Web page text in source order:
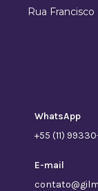
Rua
WhatsApp
+55 (11)
E-mail